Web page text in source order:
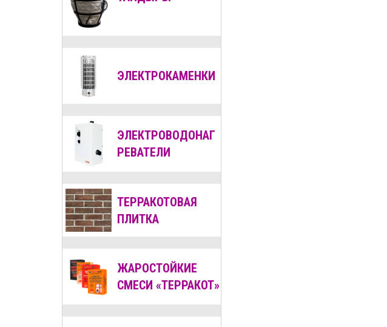
ЭЛЕКТРОКАМЕНКИ
ЭЛЕКТРОВОДОНАГ
РЕВАТЕЛИ
ТЕРРАКОТОВАЯ
ПЛИТКА
ЖАРОСТОЙКИЕ
СМЕСИ «ТЕРРАКОТ»